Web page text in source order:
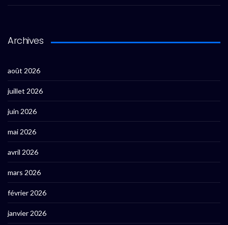
Archives
août 2026
juillet 2026
juin 2026
mai 2026
avril 2026
mars 2026
février 2026
janvier 2026